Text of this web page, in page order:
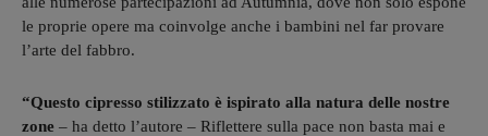
le proprie opere ma coinvolge anche i bambini nel far provare
l’arte del fabbro.
“Questo cipresso stilizzato è ispirato alla natura delle nostre
zone – ha detto l’autore – Riflettere sulla pace non basta mai e